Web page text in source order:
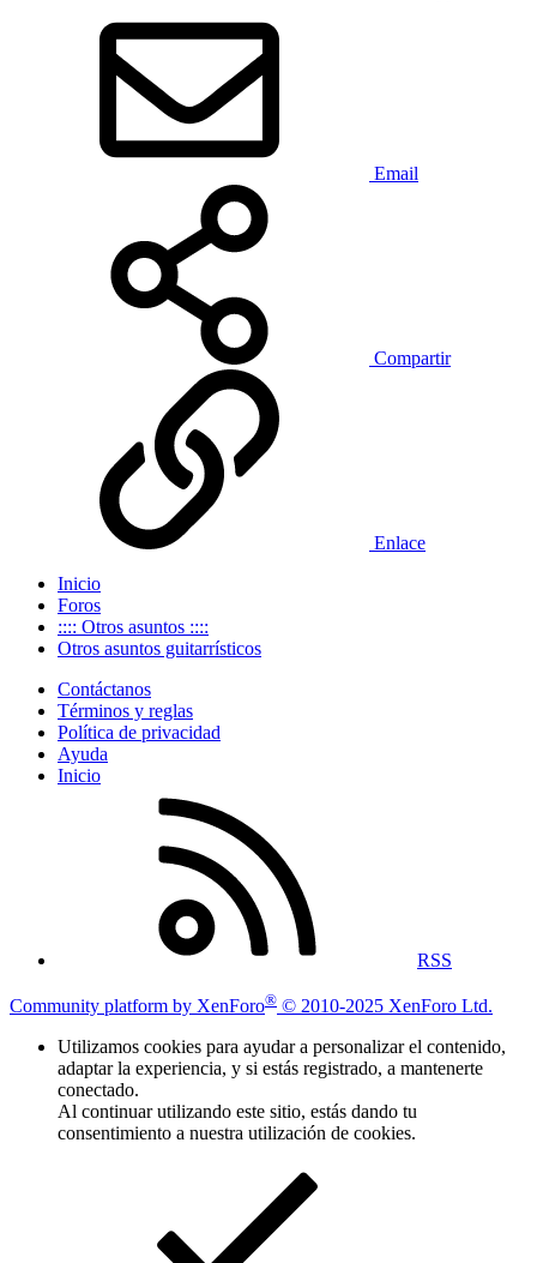
Email
Compartir
Enlace
Inicio
Foros
:::: Otros asuntos ::::
Otros asuntos guitarrísticos
Contáctanos
Términos y reglas
Política de privacidad
Ayuda
Inicio
RSS
Community platform by XenForo® © 2010-2025 XenForo Ltd.
Utilizamos cookies para ayudar a personalizar el contenido,
adaptar la experiencia, y si estás registrado, a mantenerte
conectado.
Al continuar utilizando este sitio, estás dando tu
consentimiento a nuestra utilización de cookies.